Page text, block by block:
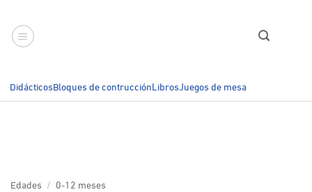
contenido
DidácticosBloques de contrucciónLibrosJuegos de mesa
Edades / 0-12 meses